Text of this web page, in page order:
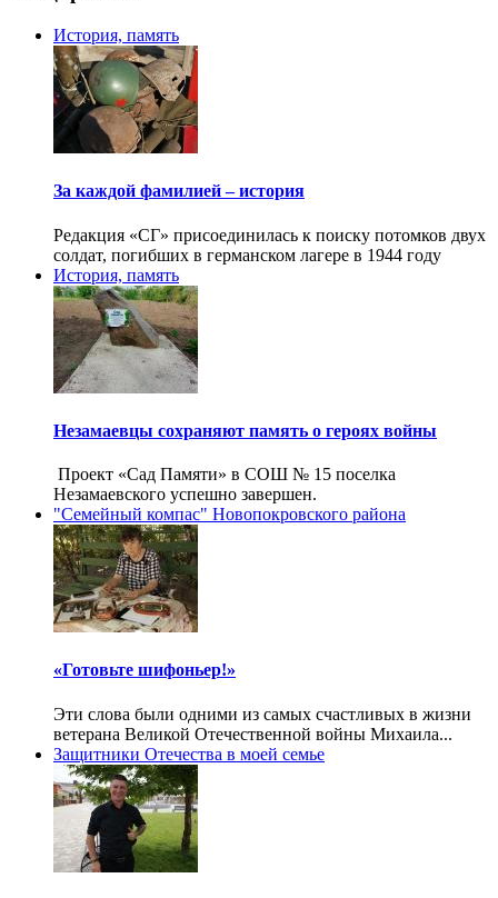
История, память
За каждой фамилией – история
Редакция «СГ» присоединилась к поиску потомков двух
солдат, погибших в германском лагере в 1944 году
История, память
Незамаевцы сохраняют память о героях войны
Проект «Сад Памяти» в СОШ № 15 поселка
Незамаевского успешно завершен.
"Семейный компас" Новопокровского района
«Готовьте шифоньер!»
Эти слова были одними из самых счастливых в жизни
ветерана Великой Отечественной войны Михаила...
Защитники Отечества в моей семье